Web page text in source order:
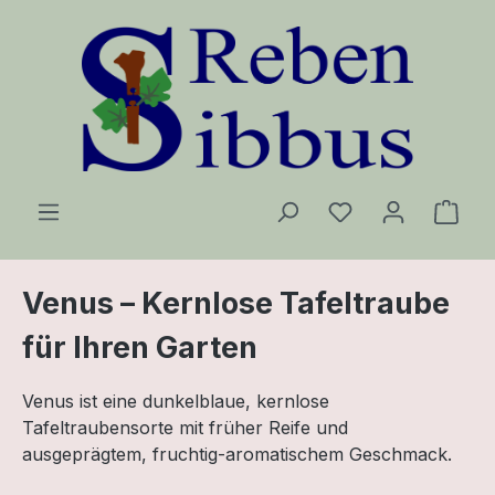
Zum Hauptinhalt springen
Venus – Kernlose Tafeltraube
für Ihren Garten
Venus ist eine dunkelblaue, kernlose
Tafeltraubensorte mit früher Reife und
ausgeprägtem, fruchtig-aromatischem Geschmack.